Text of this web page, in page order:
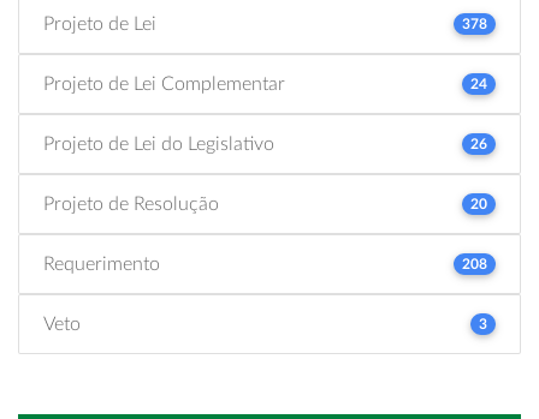
Projeto de Lei 378
Projeto de Lei Complementar 24
Projeto de Lei do Legislativo 26
Projeto de Resolução 20
Requerimento 208
Veto 3